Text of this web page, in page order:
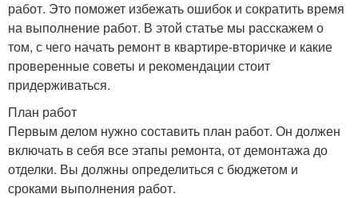
работ. Это поможет избежать ошибок и сократить время
на выполнение работ. В этой статье мы расскажем о
том, с чего начать ремонт в квартире-вторичке и какие
проверенные советы и рекомендации стоит
придерживаться.
План работ
Первым делом нужно составить план работ. Он должен
включать в себя все этапы ремонта, от демонтажа до
отделки. Вы должны определиться с бюджетом и
сроками выполнения работ.